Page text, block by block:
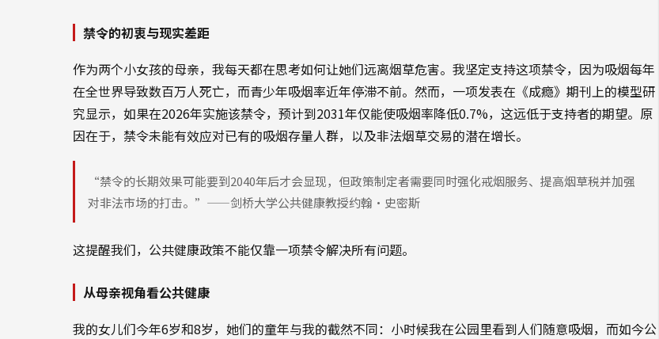
禁令的初衷与现实差距
作为两个小女孩的母亲，我每天都在思考如何让她们远离烟草危害。我坚定支持这项禁令，因为吸烟每年
在全世界导致数百万人死亡，而青少年吸烟率近年停滞不前。然而，一项发表在《成瘾》期刊上的模型研
究显示，如果在2026年实施该禁令，预计到2031年仅能使吸烟率降低0.7%，这远低于支持者的期望。原
因在于，禁令未能有效应对已有的吸烟存量人群，以及非法烟草交易的潜在增长。
“禁令的长期效果可能要到2040年后才会显现，但政策制定者需要同时强化戒烟服务、提高烟草税并加强
对非法市场的打击。”——剑桥大学公共健康教授约翰·史密斯
这提醒我们，公共健康政策不能仅靠一项禁令解决所有问题。
从母亲视角看公共健康
我的女儿们今年6岁和8岁，她们的童年与我的截然不同：小时候我在公园里看到人们随意吸烟，而如今公